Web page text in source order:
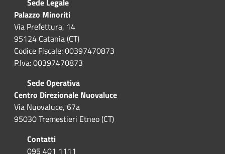
Sede Legale
Palazzo Minoriti
Via Prefettura, 14
95124 Catania (CT)
Codice Fiscale: 00397470873
P.Iva: 00397470873
Sede Operativa
Centro Direzionale Nuovaluce
Via Nuovaluce, 67a
95030 Tremestieri Etneo (CT)
Contatti
095 401 1111